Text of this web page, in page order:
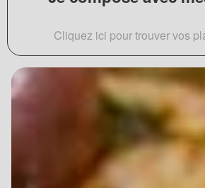
Cliquez ici pour trouver vos